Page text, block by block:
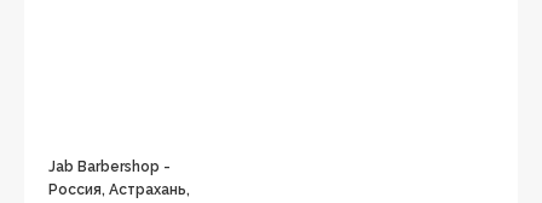
Jab Barbershop -
Россия, Астрахань,